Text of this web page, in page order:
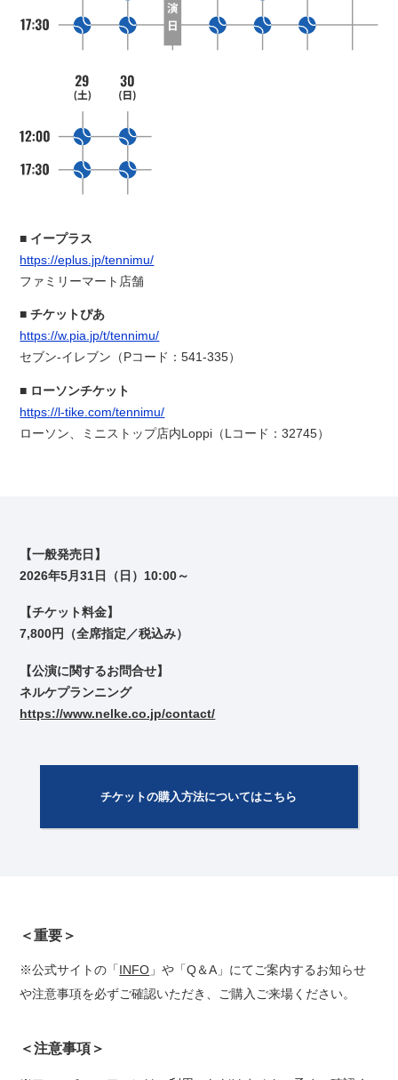
イープラス
https://eplus.jp/tennimu/
ファミリーマート店舗
チケットぴあ
https://w.pia.jp/t/tennimu/
セブン-イレブン（Pコード：541-335）
ローソンチケット
https://l-tike.com/tennimu/
ローソン、ミニストップ店内Loppi（Lコード：32745）
【一般発売日】
2026年5月31日（日）10:00～
【チケット料金】
7,800円（全席指定／税込み）
【公演に関するお問合せ】
ネルケプランニング
https://www.nelke.co.jp/contact/
チケットの購入方法についてはこちら
＜重要＞
※公式サイトの「INFO 」や「Q＆A」にてご案内するお知らせ
や注意事項を必ずご確認いただき、ご購入ご来場ください。
＜注意事項＞